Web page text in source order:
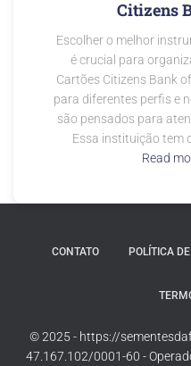
Citizens
Escolher o melhor
é crucial para
Cartões Citizens Bank
para diferentes perfis e
são pensados para
Essa instituição tem
Read
CONTATO POLÍTICA
© 2025 - https://
47.167.102/0001-60 -